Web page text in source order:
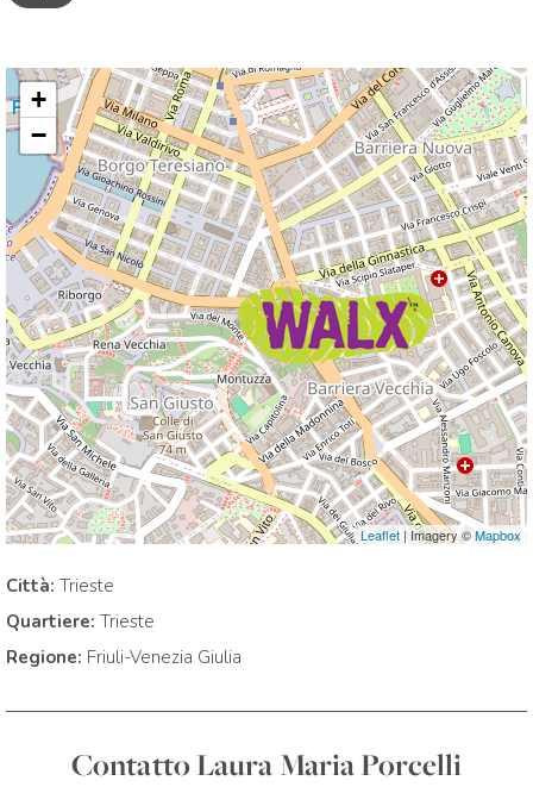
Tecniche e didattica dell’insegnamento applicate alla
pratica del Nordic Walking
Basi funzionali dell'esercizio: Analisi - Verifica -
Realizz*Azione
Alimentazione e Nordic Walking
Orienteering – 1° livello
Nordic Walking Invernale
Biomeccanica e Analisi del cammino
Nordic Walking e Malattie neurodegenerative
Tecnico Chinesiologo
Istruttore WALX
Qualifica Giudice di Tecnica e di Gara di Nordic Walking
+
−
Leaflet| Imagery ©Mapbox
Città: Trieste
Quartiere: Trieste
Regione: Friuli-Venezia Giulia
Contatto Laura Maria Porcelli